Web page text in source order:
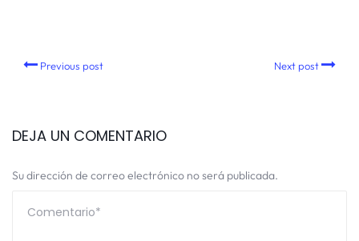
Previous post Next post
DEJA UN COMENTARIO
Su dirección de correo electrónico no será publicada.